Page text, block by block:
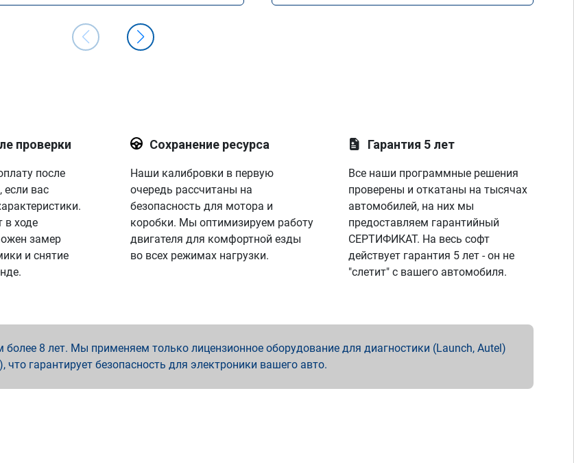
проверки
после
если вас
в ходе
замер
и снятие
Сохранение ресурса
Наши калибровки в первую
очередь рассчитаны на
безопасность для мотора и
коробки. Мы оптимизируем работу
двигателя для комфортной езды
во всех режимах нагрузки.
Гарантия 5 лет
Все наши программные решения
проверены и откатаны на тысячах
автомобилей, на них мы
предоставляем гарантийный
СЕРТИФИКАТ. На весь софт
действует гарантия 5 лет - он не
"слетит" с вашего автомобиля.
8 лет. Мы применяем только лицензионное оборудование для диагностики (Launch, Autel)
что гарантирует безопасность для электроники вашего авто.